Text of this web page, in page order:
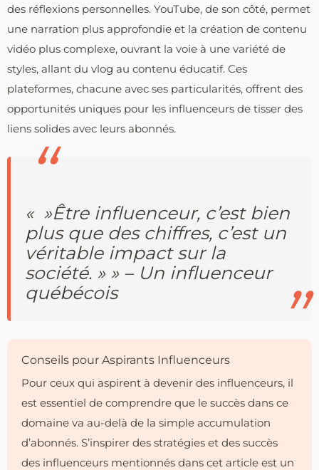
des réflexions personnelles. YouTube, de son côté, permet
une narration plus approfondie et la création de contenu
vidéo plus complexe, ouvrant la voie à une variété de
styles, allant du vlog au contenu éducatif. Ces
plateformes, chacune avec ses particularités, offrent des
opportunités uniques pour les influenceurs de tisser des
liens solides avec leurs abonnés.
« »Être influenceur, c’est bien
plus que des chiffres, c’est un
véritable impact sur la
société. » » – Un influenceur
québécois
Conseils pour Aspirants Influenceurs
Pour ceux qui aspirent à devenir des influenceurs, il
est essentiel de comprendre que le succès dans ce
domaine va au-delà de la simple accumulation
d’abonnés. S’inspirer des stratégies et des succès
des influenceurs mentionnés dans cet article est un